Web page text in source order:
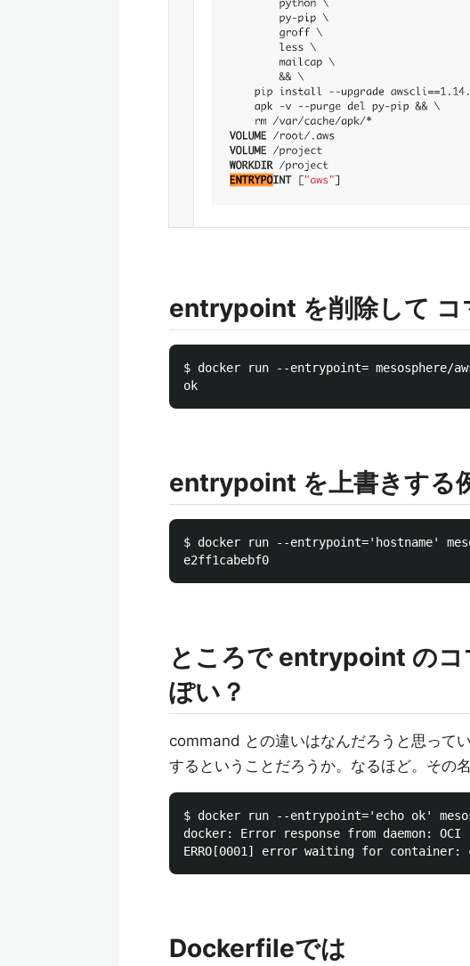
entrypoint を削除して コ
$ docker run --entrypoint= mesosphere/
entrypoint を上書きする
$ docker run --entrypoint='hostname'
ところで entrypoint のコ
ぽい？
command との違いはなんだろうと思って
するということだろうか。なるほど。その
$ docker run --entrypoint='echo ok'
docker: Error response from daemon:
Dockerfileでは